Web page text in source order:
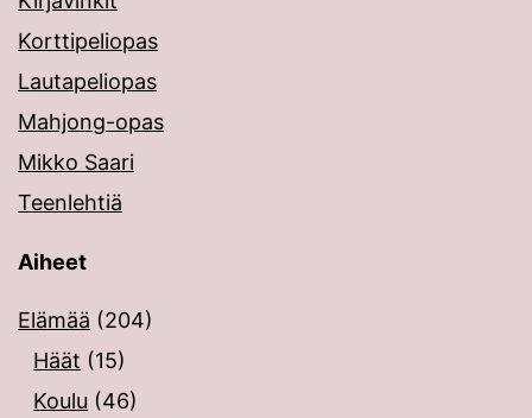
Korttipeliopas
Lautapeliopas
Mahjong-opas
Mikko Saari
Teenlehtiä
Aiheet
Elämää (204)
Häät (15)
Koulu (46)